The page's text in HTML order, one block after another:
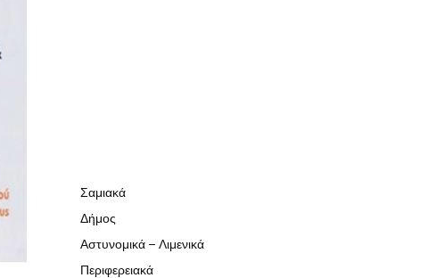
Σαμιακά
Δήμος
Αστυνομικά – Λιμενικά
Περιφερειακά